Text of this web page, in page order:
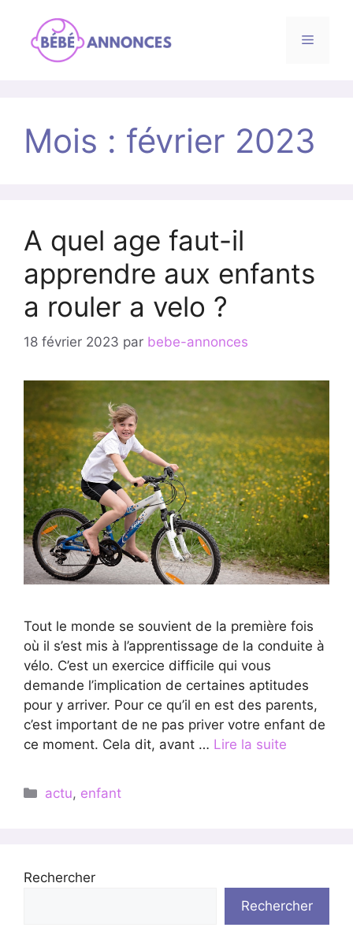
contenu
Menu
Mois : février 2023
A quel age faut-il
apprendre aux enfants
a rouler a velo ?
18 février 2023 par bebe-annonces
Tout le monde se souvient de la première fois
où il s’est mis à l’apprentissage de la conduite à
vélo. C’est un exercice difficile qui vous
demande l’implication de certaines aptitudes
pour y arriver. Pour ce qu’il en est des parents,
c’est important de ne pas priver votre enfant de
ce moment. Cela dit, avant … Lire la suite
Catégories
actu, enfant
Rechercher
Rechercher